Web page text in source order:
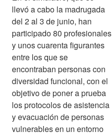
llevó a cabo la madrugada
del 2 al 3 de junio, han
participado 80 profesionales
y unos cuarenta figurantes
entre los que se
encontraban personas con
diversidad funcional, con el
objetivo de poner a prueba
los protocolos de asistencia
y evacuación de personas
vulnerables en un entorno